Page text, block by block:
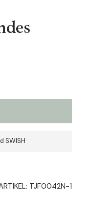
SWISH
TJF0042N-1